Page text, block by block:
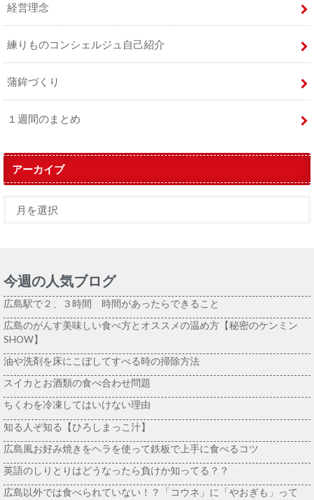
経営理念
練りものコンシェルジュ自己紹介
蒲鉾づくり
１週間のまとめ
アーカイブ
今週の人気ブログ
広島駅で２、３時間 時間があったらできること
広島のがんす美味しい食べ方とオススメの温め方【秘密のケンミン
SHOW】
油や洗剤を床にこぼしてすべる時の掃除方法
スイカとお酒類の食べ合わせ問題
ちくわを冷凍してはいけない理由
知る人ぞ知る【ひろしまっこ汁】
広島風お好み焼きをヘラを使って鉄板で上手に食べるコツ
英語のしりとりはどうなったら負けか知ってる？？
広島以外では食べられていない！？「コウネ」に「やおぎも」って